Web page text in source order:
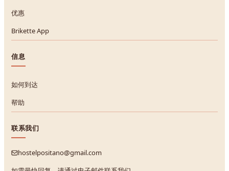
优惠
Brikette App
信息
如何到达
帮助
联系我们
hostelpositano@gmail.com